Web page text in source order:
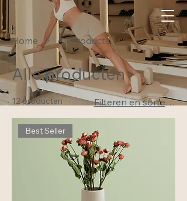
Home All Products
Alle producten
12 producten Filteren en sorteren
Best Seller